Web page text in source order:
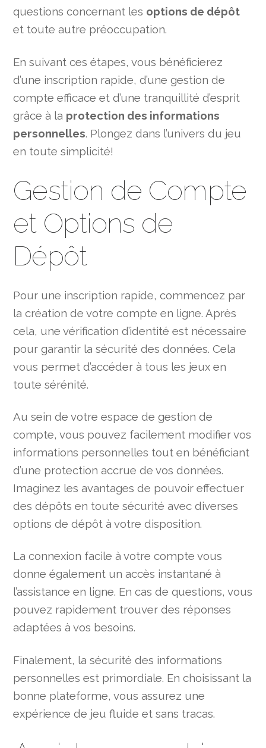
questions concernant les options de dépôt
et toute autre préoccupation.
En suivant ces étapes, vous bénéficierez
d’une inscription rapide, d’une gestion de
compte efficace et d’une tranquillité d’esprit
grâce à la protection des informations
personnelles. Plongez dans l’univers du jeu
en toute simplicité!
Gestion de Compte
et Options de
Dépôt
Pour une inscription rapide, commencez par
la création de votre compte en ligne. Après
cela, une vérification d’identité est nécessaire
pour garantir la sécurité des données. Cela
vous permet d’accéder à tous les jeux en
toute sérénité.
Au sein de votre espace de gestion de
compte, vous pouvez facilement modifier vos
informations personnelles tout en bénéficiant
d’une protection accrue de vos données.
Imaginez les avantages de pouvoir effectuer
des dépôts en toute sécurité avec diverses
options de dépôt à votre disposition.
La connexion facile à votre compte vous
donne également un accès instantané à
l’assistance en ligne. En cas de questions, vous
pouvez rapidement trouver des réponses
adaptées à vos besoins.
Finalement, la sécurité des informations
personnelles est primordiale. En choisissant la
bonne plateforme, vous assurez une
expérience de jeu fluide et sans tracas.